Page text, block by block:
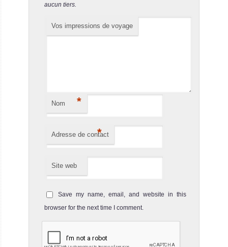
aucun tiers.
Vos impressions de voyage
Nom *
Adresse de contact
*
Site web
Save my name, email, and website in this
browser for the next time I comment.